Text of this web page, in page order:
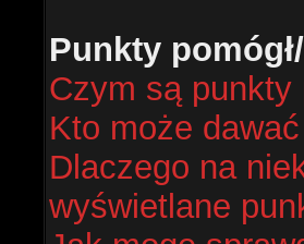
Punkty
Czym są punkty
Kto może
Dlaczego na
wyświetlane